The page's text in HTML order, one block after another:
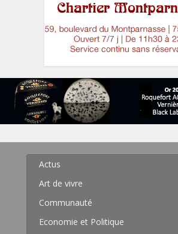
Actus
Art de vivre
Communauté
Economie et Politique